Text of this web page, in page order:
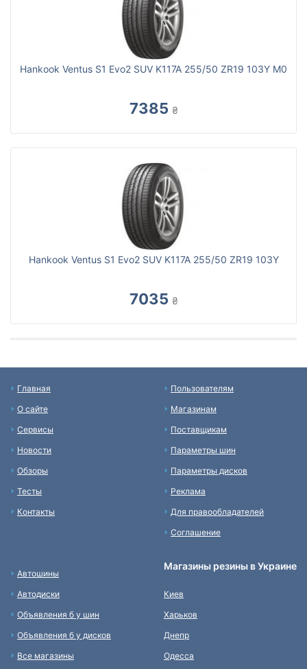
Hankook Ventus S1 Evo2 SUV K117A 255/50 ZR19 103Y M0
7385 ₴
Hankook Ventus S1 Evo2 SUV K117A 255/50 ZR19 103Y
7035 ₴
Главная
О сайте
Сервисы
Новости
Обзоры
Тесты
Контакты
Пользователям
Магазинам
Поставщикам
Параметры шин
Параметры дисков
Реклама
Для правообладателей
Соглашение
Автошины
Автодиски
Объявления б у шин
Объявления б у дисков
Все магазины
Магазины резины в Украине
Киев
Харьков
Днепр
Одесса